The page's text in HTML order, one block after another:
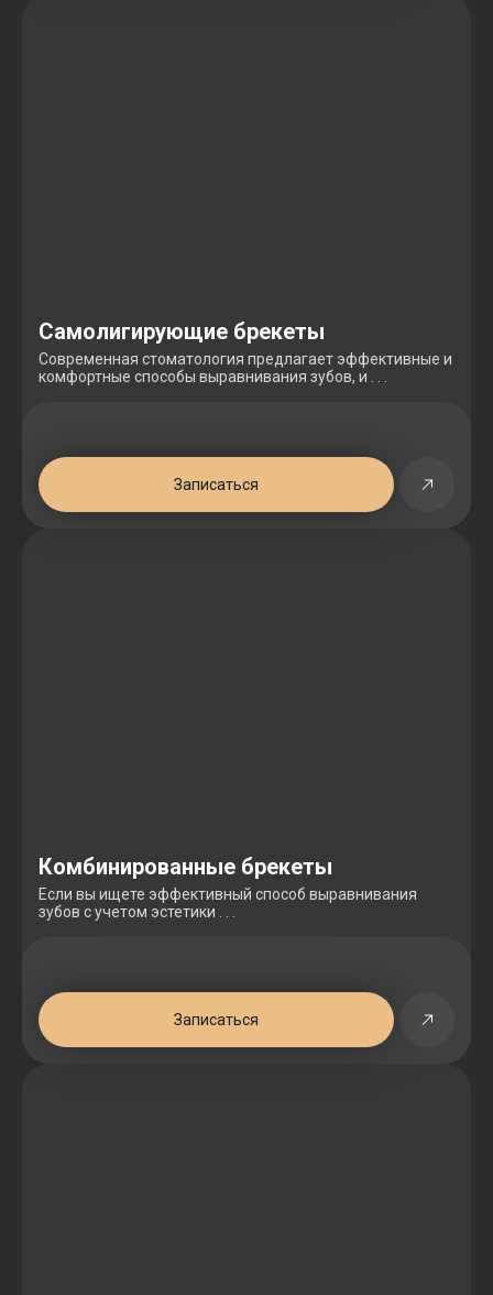
Самолигирующие брекеты
Современная стоматология предлагает эффективные и
комфортные способы выравнивания зубов, и . . .
Записаться
Комбинированные брекеты
Если вы ищете эффективный способ выравнивания
зубов с учетом эстетики . . .
Записаться